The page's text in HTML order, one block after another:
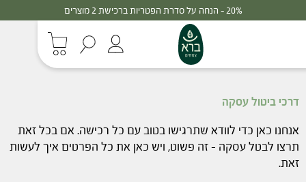
דרכי ביטול עסקה
אנחנו כאן כדי לוודא שתרגישו בטוב עם כל רכישה. אם בכל זאת
תרצו לבטל עסקה – זה פשוט, ויש כאן את כל הפרטים איך לעשות
זאת.